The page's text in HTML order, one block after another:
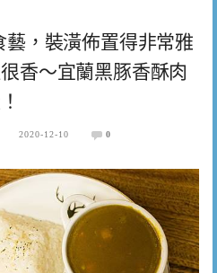
，裝潢佈置得非常雅
香～宜蘭黑豚香酥肉
2020-12-10 0